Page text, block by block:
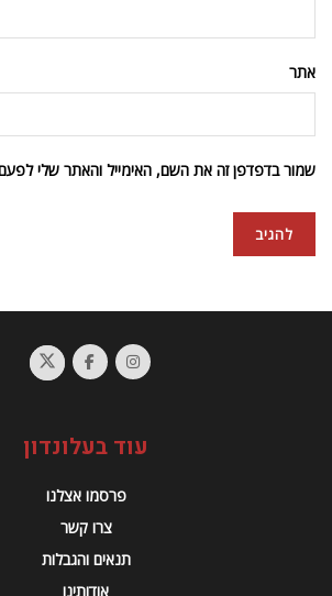
אתר
שמור בדפדפן זה את השם, האימייל והאתר שלי
עוד בעלונדון
פרסמו אצלנו
צרו קשר
תנאים והגבלות
אודותינו